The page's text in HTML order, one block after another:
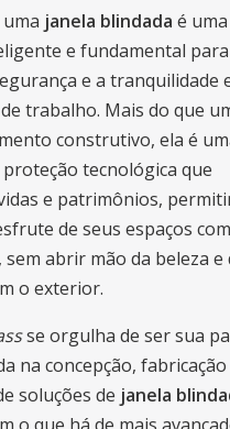
janela blindada é uma
e fundamental
e a tranquilidade
trabalho. Mais do que
construtivo, ela é
tecnológica que
e patrimônios,
de seus espaços
sem abrir mão da beleza e
o exterior.
se orgulha de ser sua
na concepção, fabricação
soluções de janela